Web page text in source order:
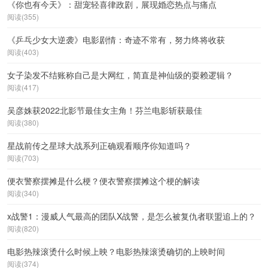
《你也有今天》：甜宠轻喜律政剧，展现婚恋热点与痛点
阅读(355)
《乒乓少女大逆袭》电影剧情：奇迹不常有，努力终将收获
阅读(403)
女子染发不结账称自己是大网红，简直是神仙级的耍赖逻辑？
阅读(417)
吴彦姝获2022北影节最佳女主角！芬兰电影斩获最佳
阅读(380)
星战前传之星球大战系列正确观看顺序你知道吗？
阅读(703)
便衣警察摆摊是什么梗？便衣警察摆摊这个梗的解读
阅读(340)
x战警1：漫威人气最高的团队X战警，是怎么被复仇者联盟追上的？
阅读(820)
电影热辣滚烫什么时候上映？电影热辣滚烫确切的上映时间
阅读(374)